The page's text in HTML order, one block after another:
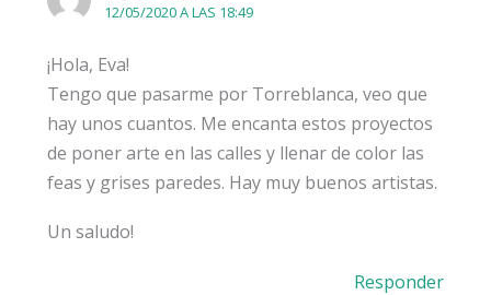
12/05/2020 A LAS 18:49
¡Hola, Eva!
Tengo que pasarme por Torreblanca, veo que
hay unos cuantos. Me encanta estos proyectos
de poner arte en las calles y llenar de color las
feas y grises paredes. Hay muy buenos artistas.
Un saludo!
Responder